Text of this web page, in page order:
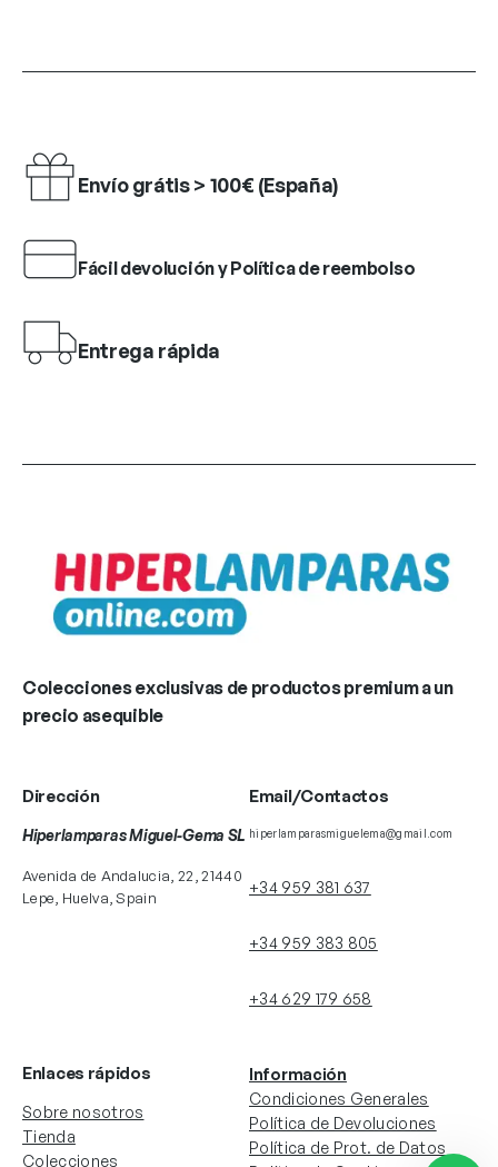
Envío grátis > 100€ (España)
Fácil devolución y Política de reembolso
Entrega rápida
Colecciones exclusivas de productos premium a un
precio asequible
Dirección
Hiperlamparas Miguel-Gema SL
Avenida de Andalucia, 22, 21440
Lepe, Huelva, Spain
Email/Contactos
hiperlamparasmiguelema@gmail.com
+34 959 381 637
+34 959 383 805
+34 629 179 658
Enlaces rápidos
Sobre nosotros
Tienda
Colecciones
Información
Condiciones Generales
Política de Devoluciones
Política de Prot. de Datos